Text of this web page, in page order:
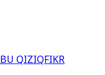
BU QIZIQFIKR